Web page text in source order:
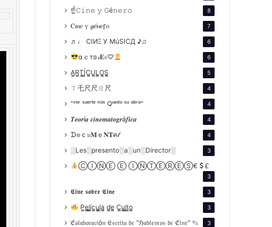
☝𝙲𝚒𝚗𝚎 𝚢 𝙶é𝚗𝚎𝚛𝚘 8
Ⲥⲓⲛⲉ ⲩ 𝓰ⲉ́ⲛⲉꞅⲟ 7
♬♩ CIИΞ У MúSICД ♪♫ 6
αｃт𝕠𝓇𝐄𝔰♡ 6
A̳R̳T̳Í̳C̳U̳L̳O̳S̳ 5
ㄒ乇尺尺ㄖ尺 4
"ᴾᵒʳ ˢᵘᵉʳᵗᵉ ⁿᵒˢ Qᵘᵉᵈᵒ ˢᵘ ᵒᵇʳᵃ" 4
𝑻𝒆𝒐𝒓í𝒂 𝒄𝒊𝒏𝒆𝒎𝒂𝒕𝒐𝒈𝒓á𝒇𝒊𝒄𝒂 4
ᗪ๏ｃ𝔲𝐌ｅ𝐍𝐓ค𝓁 4
░Les░presento░a░un░Director░ 3
ⒸⒾⓃⒺ Ⓔ ⒾⓃⓉⒺⓇⒺⓈ€ £
3
𝕮𝖎𝖓𝖊 𝖘𝖔𝖇𝖗𝖊 𝕮𝖎𝖓𝖊 3
P̳e̳l̳í̳c̳u̳l̳a̳ d̳e̳ C̳u̳l̳t̳o̳ 3
ℭ𝔬𝔩𝔞𝔟𝔬𝔯𝔞𝔠𝔦ó𝔫 𝔈𝔰𝔠𝔯𝔦𝔱𝔞 𝔡𝔢 “ℌ𝔞𝔟𝔩𝔢𝔪𝔬𝔰 𝔡𝔢 ℭ𝔦𝔫𝔢” ✎ 3